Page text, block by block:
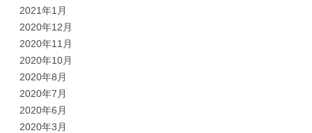
2021年1月
2020年12月
2020年11月
2020年10月
2020年8月
2020年7月
2020年6月
2020年3月